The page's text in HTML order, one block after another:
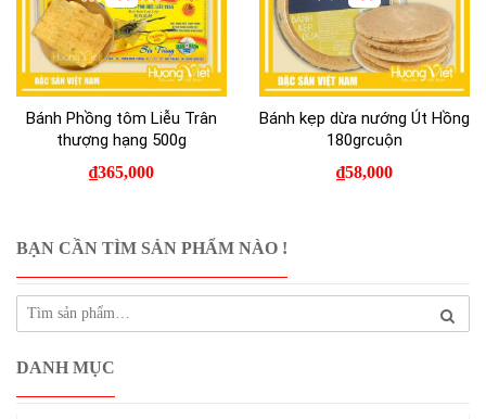
BẠN CẦN TÌM SẢN PHẨM NÀO !
DANH MỤC
Bánh Phồng tôm Liễu Trân
thượng hạng 500g
₫365,000
Bánh kẹp dừa nướng Út Hồng
180grcuộn
₫58,000